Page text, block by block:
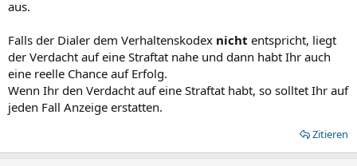
aus.
Falls der Dialer dem Verhaltenskodex nicht entspricht, liegt
der Verdacht auf eine Straftat nahe und dann habt Ihr auch
eine reelle Chance auf Erfolg.
Wenn Ihr den Verdacht auf eine Straftat habt, so solltet Ihr auf
jeden Fall Anzeige erstatten.
Zitieren